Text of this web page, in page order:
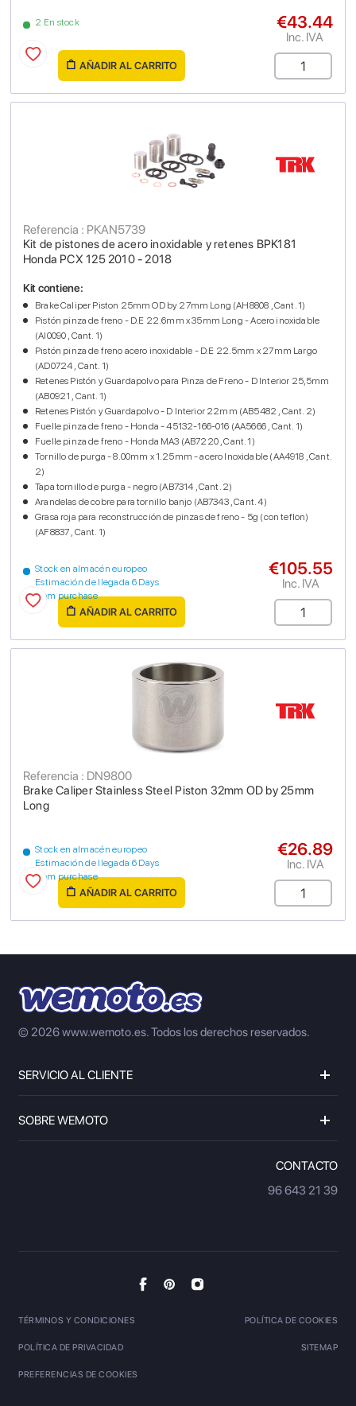
2 En stock €43.44
Inc. IVA
AÑADIR AL CARRITO
Kit de pistones de acero inoxidable y retenes BPK181
Honda PCX 125 2010 - 2018
Referencia : PKAN5739
Stock en almacén europeo
Estimación de llegada 6 Days
from purchase
Kit contiene:
Brake Caliper Piston 25mm OD by 27mm Long (AH8808 , Cant. 1)
Pistón pinza de freno - D.E 22.6mm x 35mm Long - Acero inoxidable
(AI0090 , Cant. 1)
Pistón pinza de freno acero inoxidable - D.E 22.5mm x 27mm Largo
(AD0724 , Cant. 1)
Retenes Pistón y Guardapolvo para Pinza de Freno - D Interior 25,5mm
(AB0921 , Cant. 1)
Retenes Pistón y Guardapolvo - D Interior 22mm (AB5482 , Cant. 2)
Fuelle pinza de freno - Honda - 45132-166-016 (AA5666 , Cant. 1)
Fuelle pinza de freno - Honda MA3 (AB7220 , Cant. 1)
Tornillo de purga - 8.00mm x 1.25mm - acero Inoxidable (AA4918 , Cant.
2)
Tapa tornillo de purga - negro (AB7314 , Cant. 2)
Arandelas de cobre para tornillo banjo (AB7343 , Cant. 4)
Grasa roja para reconstrucción de pinzas de freno - 5g (con teflon)
(AF8837 , Cant. 1)
€105.55
Inc. IVA
AÑADIR AL CARRITO
Brake Caliper Stainless Steel Piston 32mm OD by 25mm
Long
Referencia : DN9800
Stock en almacén europeo
Estimación de llegada 6 Days
from purchase
€26.89
Inc. IVA
AÑADIR AL CARRITO
© 2026 www.wemoto.es.Todos los derechos reservados.
SERVICIO AL CLIENTE
SOBRE WEMOTO
CONTACTO
96 643 21 39
TÉRMINOS Y CONDICIONES POLÍTICA DE COOKIES
POLÍTICA DE PRIVACIDAD SITEMAP
PREFERENCIAS DE COOKIES